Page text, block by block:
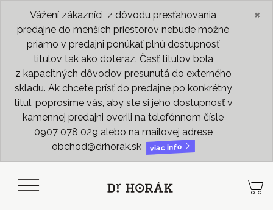
Vážení zákazníci, z dôvodu presťahovania
predajne do menších priestorov nebude možné
priamo v predajni ponúkať plnú dostupnosť
titulov tak ako doteraz. Časť titulov bola
z kapacitných dôvodov presunutá do externého
skladu. Ak chcete prísť do predajne po konkrétny
titul, poprosíme vás, aby ste si jeho dostupnosť v
kamennej predajni overili na telefónnom čísle
0907 078 029 alebo na mailovej adrese
obchod@drhorak.sk
viac info
×